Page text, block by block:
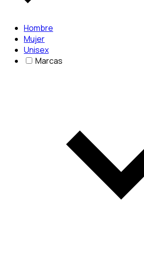
Hombre
Mujer
Unisex
Marcas